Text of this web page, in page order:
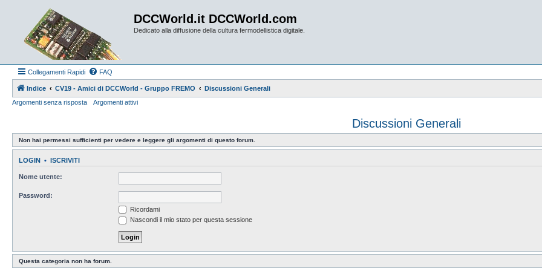
DCCWorld.it DCCWorld.com
Dedicato alla diffusione della cultura fermodellistica digitale.
Collegamenti Rapidi FAQ
Indice CV19 - Amici di DCCWorld - Gruppo FREMO
Discussioni Generali
Argomenti senza risposta
Argomenti attivi
Discussioni Generali
Non hai permessi sufficienti per vedere e leggere gli argomenti di questo forum.
LOGIN • ISCRIVITI
Nome utente:
Password:
Ricordami
Nascondi il mio stato per questa sessione
Questa categoria non ha forum.